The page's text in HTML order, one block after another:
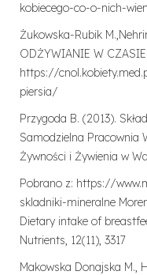
kobiecego-co-o-nich-
Żukowska-Rubik
ODŻYWIANIE W
https://
piersia/
Przygoda B. (2013).
Samodzielna Pracownia
Żywności i Żywienia w
Pobrano z: https://
skladniki-mineralne
Dietary intake of
Nutrients, 12(11), 3317
Makowska Donajska M.,